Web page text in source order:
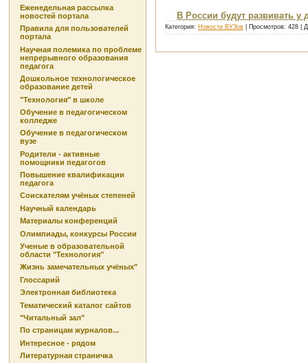
Еженедельная рассылка
новостей портала
Правила для пользователей
портала
Научная полемика по проблеме
непрерывного образования
педагога
Дошкольное технологическое
образование детей
"Технология" в школе
Обучение в педагогическом
колледже
Обучение в педагогическом
вузе
Родители - активные
помощники педагогов
Повышение квалификации
педагога
Соискателям учёных степеней
Научный календарь
Материалы конференций
Олимпиады, конкурсы России
Ученые в образовательной
области "Технология"
Жизнь замечательных учёных"
Глоссарий
Электронная библиотека
Тематический каталог сайтов
"Читальный зал"
По страницам журналов...
Интересное - рядом
Литературная страничка
В России будут развивать у
Категория: Новости ВУЗов | Просмотров: 428 |